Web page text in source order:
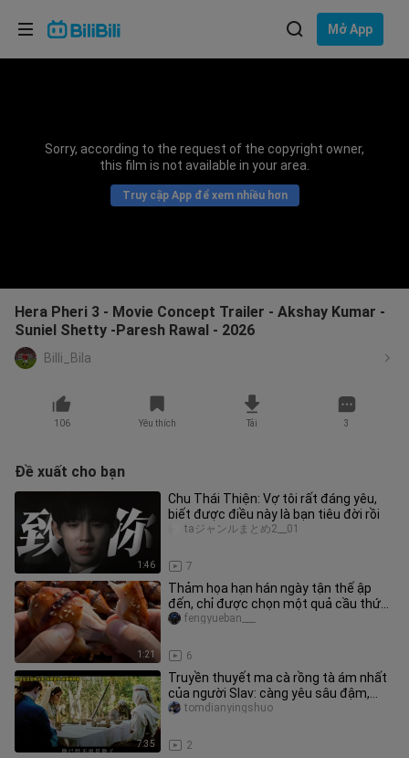
Mở App
Sorry, according to the request of the copyright owner,
this film is not available in your area.
Truy cập App để xem nhiều hơn
Hera Pheri 3 - Movie Concept Trailer - Akshay Kumar -
Suniel Shetty -Paresh Rawal - 2026
Billi_Bila
106 Yêu thích Tải 3
Đề xuất cho bạn
1:46
Chu Thái Thiện: Vợ tôi rất đáng yêu,
biết được điều này là bạn tiêu đời rồi
7
taジャンルまとめ2__01
1:21
Thảm họa hạn hán ngày tận thế ập
đến, chỉ được chọn một quả cầu thức
ăn vô hạn, bạn sẽ chọn quả nào?
6
fengyueban___
7:35
Truyền thuyết ma cà rồng tà ám nhất
của người Slav: càng yêu sâu đậm,
càng bị hút cạn máu!
2
tomdianyingshuo
Lựa chọn ngôn ngữ
Bahasa Indonesia